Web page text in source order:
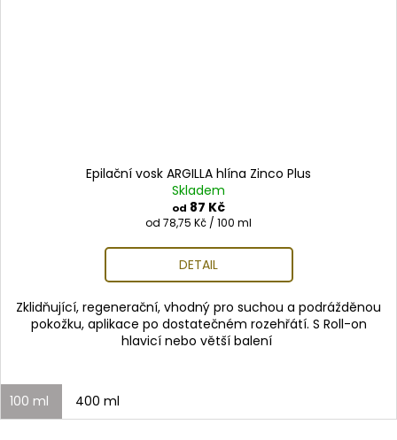
Epilační vosk ARGILLA hlína Zinco Plus
Skladem
od 87 Kč
Měrná
od 78,75 Kč / 100 ml
DETAIL
Zklidňující, regenerační, vhodný pro suchou a podrážděnou
pokožku, aplikace po dostatečném rozehřátí. S Roll-on
hlavicí nebo větší balení
100 ml 400 ml